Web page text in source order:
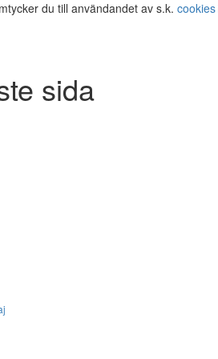
du till användandet av s.k. cookies
sida